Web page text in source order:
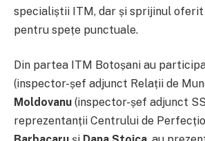
specialiștii ITM, dar și sprijinul
pentru spețe punctuale.
Din partea ITM Botoșani au
(inspector-șef adjunct Relații de
Moldovanu (inspector-șef adjunct
reprezentanții Centrului de